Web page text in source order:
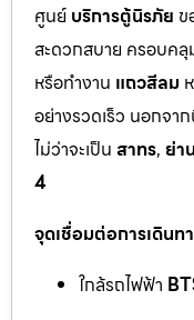
ศูนย์ บริการตู้นิรภัย ข
สะดวกสบาย ครอบค
หรือทำงาน แถวสีลม
อย่างรวดเร็ว นอกจ
ไม่ว่าจะเป็น สาทร, ย่า
4
จุดเชื่อมต่อการเดิน
ใกล้รถไฟฟ้า